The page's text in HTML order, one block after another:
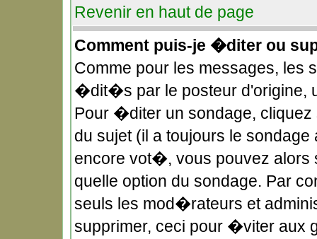
Revenir en haut de page
Comment puis-je �diter ou
Comme pour les messages, les
�dit�s par le posteur d'origine,
Pour �diter un sondage, cliquez
du sujet (il a toujours le
encore vot�, vous pouvez alors
quelle option du sondage. Par
seuls les mod�rateurs et
supprimer, ceci pour �viter aux